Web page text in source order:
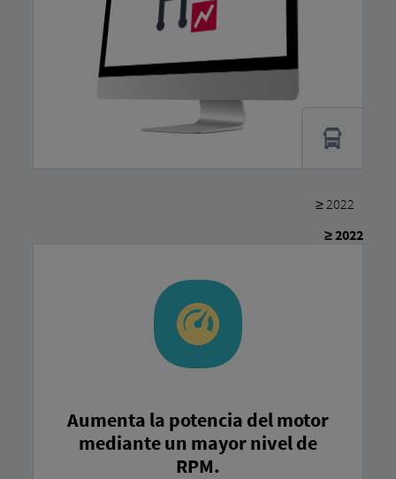
≥ 2022
≥ 2022
Aumenta la potencia del motor
mediante un mayor nivel de
RPM.